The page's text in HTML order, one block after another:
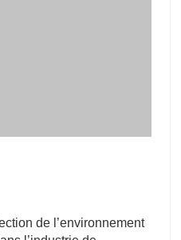
est devenu une étoile
de pointe
, et le design
le séchage n’est pas